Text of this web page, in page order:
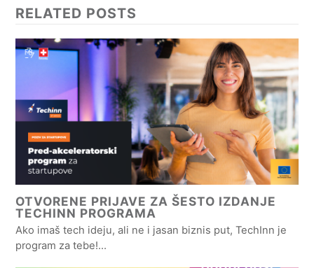
RELATED POSTS
OTVORENE PRIJAVE ZA ŠESTO IZDANJE
TECHINN PROGRAMA
Ako imaš tech ideju, ali ne i jasan biznis put, TechInn je
program za tebe!…